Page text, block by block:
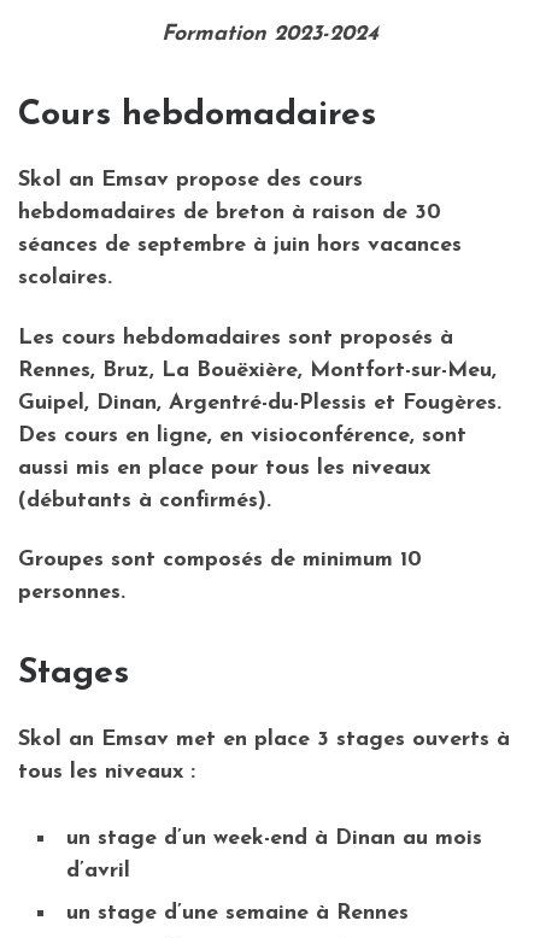
Formation 2023-2024
Cours hebdomadaires
Skol an Emsav propose des cours
hebdomadaires de breton à raison de 30
séances de septembre à juin hors vacances
scolaires.
Les cours hebdomadaires sont proposés à
Rennes, Bruz, La Bouëxière, Montfort-sur-Meu,
Guipel, Dinan, Argentré-du-Plessis et Fougères.
Des cours en ligne, en visioconférence, sont
aussi mis en place pour tous les niveaux
(débutants à confirmés).
Groupes sont composés de minimum 10
personnes.
Stages
Skol an Emsav met en place 3 stages ouverts à
tous les niveaux :
un stage d’un week-end à Dinan au mois
d’avril
un stage d’une semaine à Rennes